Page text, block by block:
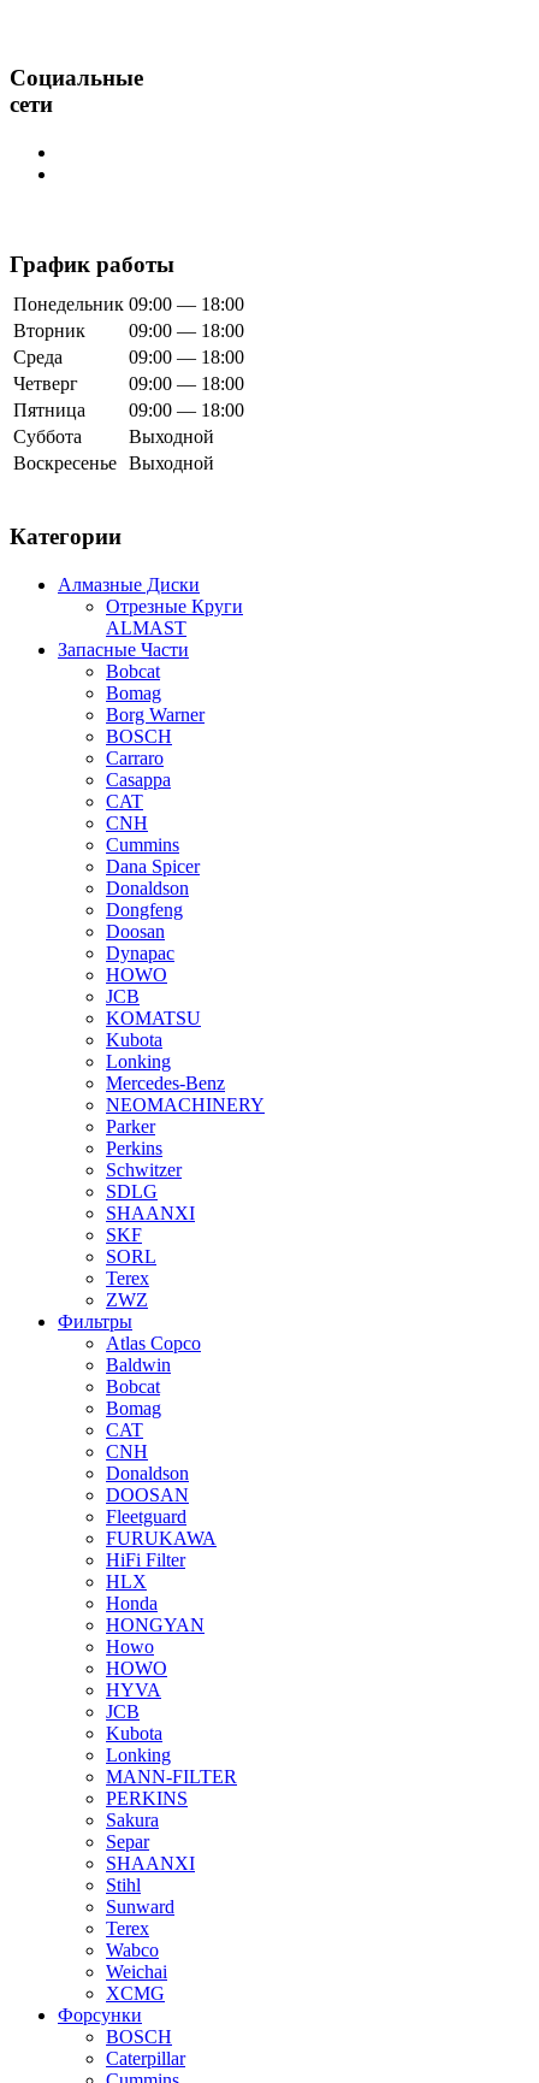
Социальные
сети
График работы
Понедельник 09:00 — 18:00
Вторник
09:00 — 18:00
Среда
09:00 — 18:00
Четверг
09:00 — 18:00
Пятница
09:00 — 18:00
Суббота
Выходной
Воскресенье Выходной
Категории
Алмазные Диски
Отрезные Круги
ALMAST
Запасные Части
Bobcat
Bomag
Borg Warner
BOSCH
Carraro
Casappa
CAT
CNH
Cummins
Dana Spicer
Donaldson
Dongfeng
Doosan
Dynapac
HOWO
JCB
KOMATSU
Kubota
Lonking
Mercedes-Benz
NEOMACHINERY
Parker
Perkins
Schwitzer
SDLG
SHAANXI
SKF
SORL
Terex
ZWZ
Фильтры
Atlas Copco
Baldwin
Bobcat
Bomag
CAT
CNH
Donaldson
DOOSAN
Fleetguard
FURUKAWA
HiFi Filter
HLX
Honda
HONGYAN
Howo
HOWO
HYVA
JCB
Kubota
Lonking
MANN-FILTER
PERKINS
Sakura
Separ
SHAANXI
Stihl
Sunward
Terex
Wabco
Weichai
XCMG
Форсунки
BOSCH
Caterpillar